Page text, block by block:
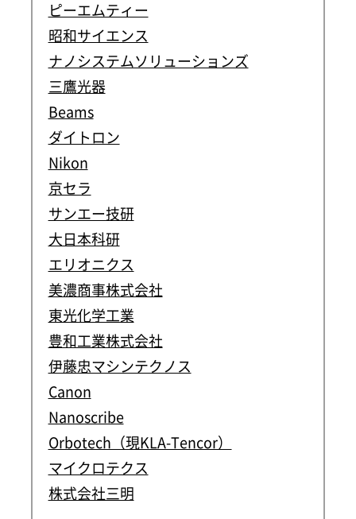
ピーエムティー
昭和サイエンス
ナノシステムソリューションズ
三鷹光器
Beams
ダイトロン
Nikon
京セラ
サンエー技研
大日本科研
エリオニクス
美濃商事株式会社
東光化学工業
豊和工業株式会社
伊藤忠マシンテクノス
Canon
Nanoscribe
Orbotech（現KLA-Tencor）
マイクロテクス
株式会社三明